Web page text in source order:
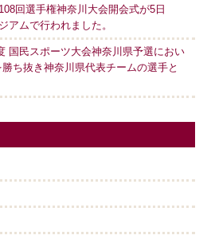
回選手権神奈川大会開会式が5日
アムで行われました。
国民スポーツ大会神奈川県予選におい
ち抜き神奈川県代表チームの選手と